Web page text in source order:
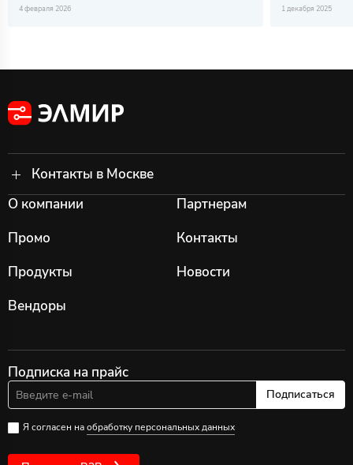
4 февраля 2026 1 декабря 2025
Контакты в Москве
О компании
Промо
Продукты
Вендоры
Партнерам
Контакты
Новости
Подписка на прайс
Подписаться
Я согласен наобработку персональных данных